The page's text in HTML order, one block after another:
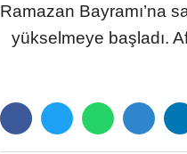
Ramazan Bayramı’na
yükselmeye başladı.